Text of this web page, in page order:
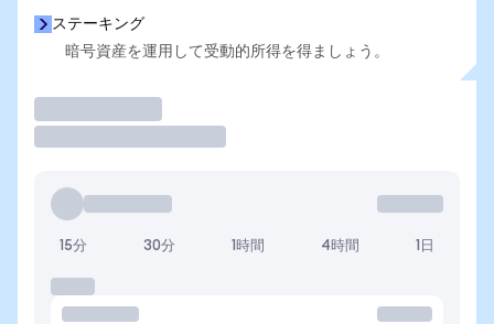
ステーキング
暗号資産を運用して受動的所得を得ましょう。
15分 30分 1時間 4時間 1日